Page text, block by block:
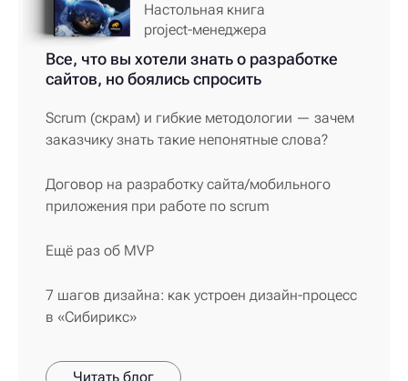
Настольная книга
project-менеджера
Все, что вы хотели знать о разработке
сайтов, но боялись спросить
Scrum (скрам) и гибкие методологии — зачем
заказчику знать такие непонятные слова?
Договор на разработку сайта/мобильного
приложения при работе по scrum
Ещё раз об MVP
7 шагов дизайна: как устроен дизайн-процесс
в «Сибирикс»
Читать блог